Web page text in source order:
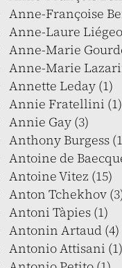
Anne-Françoise
Anne-Laure
Anne-Marie
Anne-Marie
Annette Leday (1)
Annie Fratellini (1)
Annie Gay (3)
Anthony Burgess
Antoine de
Antoine Vitez (15)
Anton Tchekhov
Antoni Tàpies (1)
Antonin Artaud (4)
Antonio Attisani (1)